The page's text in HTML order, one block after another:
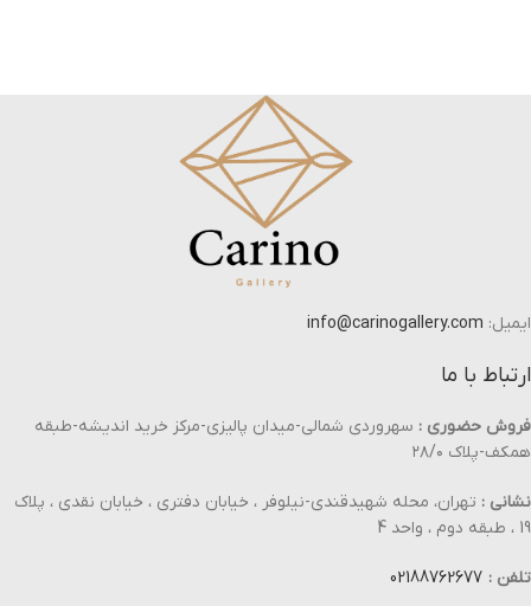
ایمیل: info@carinogallery.com
ارتباط با ما
فروش حضوری : سهروردی شمالی-میدان پالیزی-مرکز خرید اندیشه-طبقه
همکف-پلاک ۲۸/۰
نشانی : تهران، محله شهیدقندی-نیلوفر ، خیابان دفتری ، خیابان نقدی ، پلاک
19 ، طبقه دوم ، واحد 4
تلفن : 02188762677